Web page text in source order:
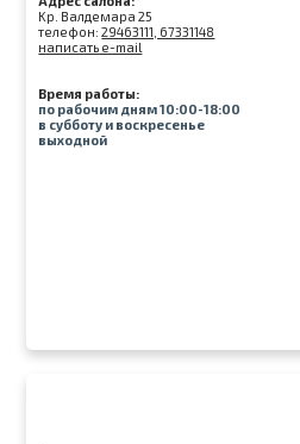
Kр. Валдемара 25
телефон:29463111, 67331148
написать e-mail
Время работы:
по рабочим дням 10:00-18:00
в субботу и воскресенье
выходной